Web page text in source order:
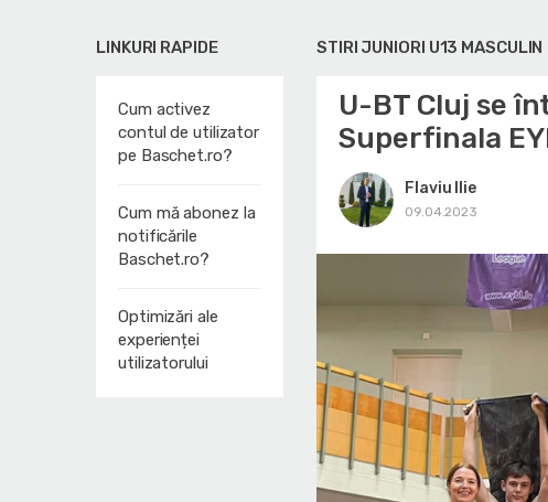
LINKURI RAPIDE
Cum activez
contul de utilizator
pe Baschet.ro?
Cum mă abonez la
notificările
Baschet.ro?
Optimizări ale
experienței
utilizatorului
STIRI JUNIORI U13 MASCULIN
U-BT Cluj se
Superfinala
Flaviu Ilie
09.04.2023